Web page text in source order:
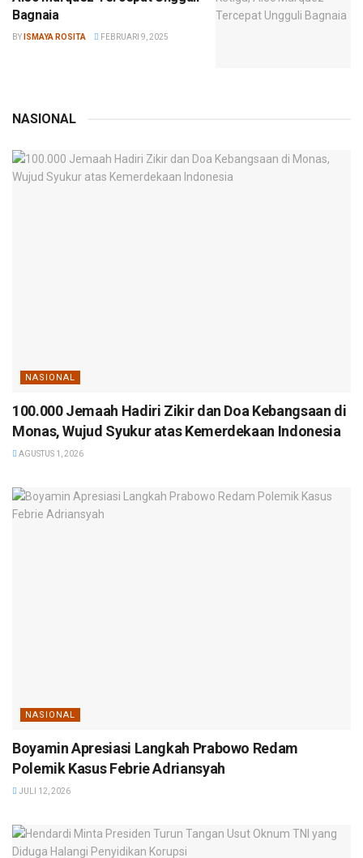
Bagnaia
BY ISMAYA ROSITA FEBRUARI 9, 2025
NASIONAL
NASIONAL
100.000 Jemaah Hadiri Zikir dan Doa Kebangsaan di
Monas, Wujud Syukur atas Kemerdekaan Indonesia
AGUSTUS 1, 2026
NASIONAL
Boyamin Apresiasi Langkah Prabowo Redam
Polemik Kasus Febrie Adriansyah
JULI 12, 2026